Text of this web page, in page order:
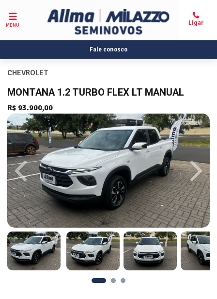
MENU
Fale conosco
CHEVROLET
MONTANA 1.2 TURBO FLEX LT MANUAL
R$ 93.900,00
Previous Next